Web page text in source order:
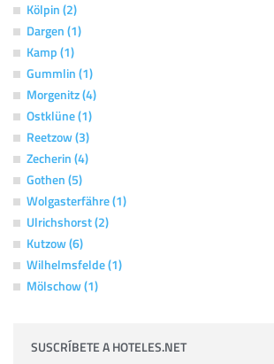
Kölpin (2)
Dargen (1)
Kamp (1)
Gummlin (1)
Morgenitz (4)
Ostklüne (1)
Reetzow (3)
Zecherin (4)
Gothen (5)
Wolgasterfähre (1)
Ulrichshorst (2)
Kutzow (6)
Wilhelmsfelde (1)
Mölschow (1)
SUSCRÍBETE A HOTELES.NET